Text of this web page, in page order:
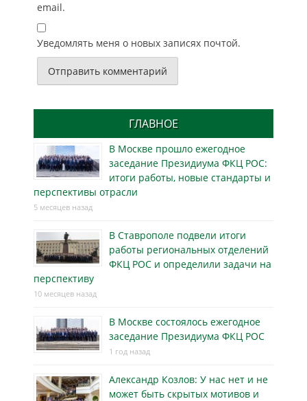
email.
Уведомлять меня о новых записях почтой.
ГЛАВНОЕ
В Москве прошло ежегодное
заседание Президиума ФКЦ РОС:
итоги работы, новые стандарты и
перспективы отрасли
5 месяцев назад
В Ставрополе подвели итоги
работы региональных отделений
ФКЦ РОС и определили задачи на
перспективу
10 месяцев назад
В Москве состоялось ежегодное
заседание Президиума ФКЦ РОС
1 год назад
Александр Козлов: У нас нет и не
может быть скрытых мотивов и